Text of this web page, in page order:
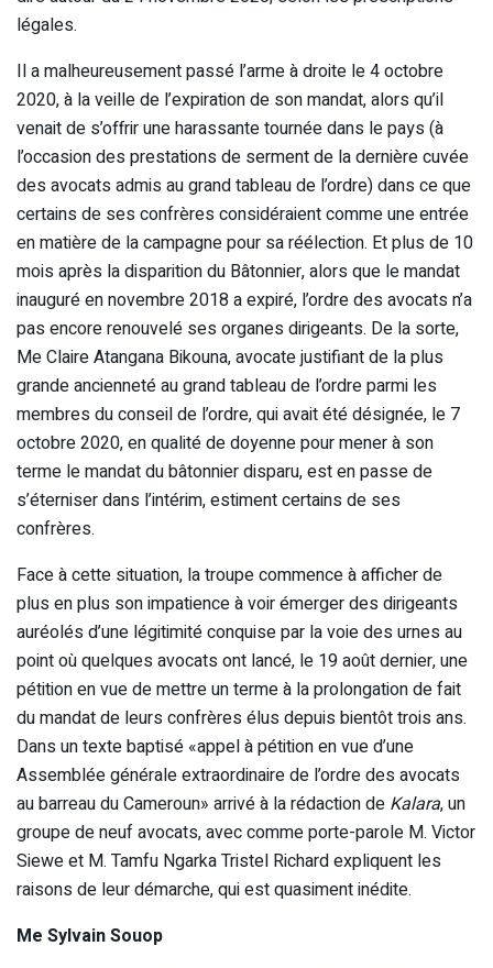
légales.
Il a malheureusement passé l’arme à droite le 4 octobre
2020, à la veille de l’expiration de son mandat, alors qu’il
venait de s’offrir une harassante tournée dans le pays (à
l’occasion des prestations de serment de la dernière cuvée
des avocats admis au grand tableau de l’ordre) dans ce que
certains de ses confrères considéraient comme une entrée
en matière de la campagne pour sa réélection. Et plus de 10
mois après la disparition du Bâtonnier, alors que le mandat
inauguré en novembre 2018 a expiré, l’ordre des avocats n’a
pas encore renouvelé ses organes dirigeants. De la sorte,
Me Claire Atangana Bikouna, avocate justifiant de la plus
grande ancienneté au grand tableau de l’ordre parmi les
membres du conseil de l’ordre, qui avait été désignée, le 7
octobre 2020, en qualité de doyenne pour mener à son
terme le mandat du bâtonnier disparu, est en passe de
s’éterniser dans l’intérim, estiment certains de ses
confrères.
Face à cette situation, la troupe commence à afficher de
plus en plus son impatience à voir émerger des dirigeants
auréolés d’une légitimité conquise par la voie des urnes au
point où quelques avocats ont lancé, le 19 août dernier, une
pétition en vue de mettre un terme à la prolongation de fait
du mandat de leurs confrères élus depuis bientôt trois ans.
Dans un texte baptisé «appel à pétition en vue d’une
Assemblée générale extraordinaire de l’ordre des avocats
au barreau du Cameroun» arrivé à la rédaction de Kalara, un
groupe de neuf avocats, avec comme porte-parole M. Victor
Siewe et M. Tamfu Ngarka Tristel Richard expliquent les
raisons de leur démarche, qui est quasiment inédite.
Me Sylvain Souop